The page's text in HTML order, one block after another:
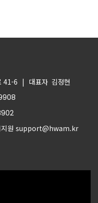
41-6 | 대표자 김정현
지원 support@hwam.kr